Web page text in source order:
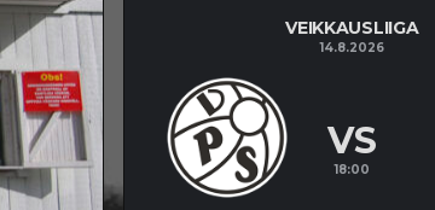
VEIKKAUSLIIGA
14.8.2026
VS
18:00